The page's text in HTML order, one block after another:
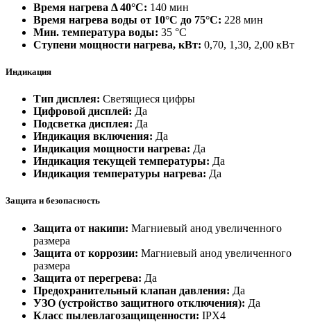
Время нагрева Δ 40°С: 140 мин
Время нагрева воды от 10°С до 75°С: 228 мин
Мин. температура воды: 35 °С
Ступени мощности нагрева, кВт: 0,70, 1,30, 2,00 кВт
Индикация
Тип дисплея: Светящиеся цифры
Цифровой дисплей: Да
Подсветка дисплея: Да
Индикация включения: Да
Индикация мощности нагрева: Да
Индикация текущей температуры: Да
Индикация температуры нагрева: Да
Защита и безопасность
Защита от накипи: Магниевый анод увеличенного
размера
Защита от коррозии: Магниевый анод увеличенного
размера
Защита от перегрева: Да
Предохранительный клапан давления: Да
УЗО (устройство защитного отключения): Да
Класс пылевлагозащищенности: IPX4